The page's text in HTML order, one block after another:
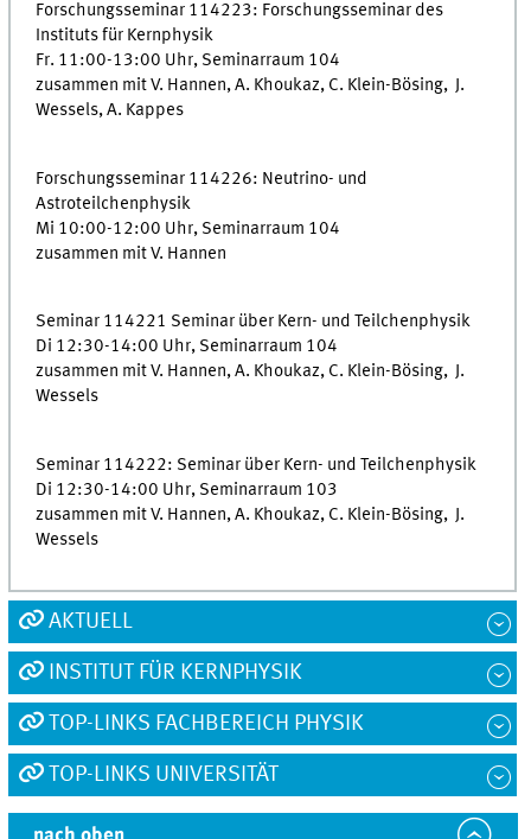
Forschungsseminar 114223: Forschungsseminar des
Instituts für Kernphysik
Fr. 11:00-13:00 Uhr, Seminarraum 104
zusammen mit V. Hannen, A. Khoukaz, C. Klein-Bösing, J.
Wessels, A. Kappes
Forschungsseminar 114226: Neutrino- und
Astroteilchenphysik
Mi 10:00-12:00 Uhr, Seminarraum 104
zusammen mit V. Hannen
Seminar 114221 Seminar über Kern- und Teilchenphysik
Di 12:30-14:00 Uhr, Seminarraum 104
zusammen mit V. Hannen, A. Khoukaz, C. Klein-Bösing, J.
Wessels
Seminar 114222: Seminar über Kern- und Teilchenphysik
Di 12:30-14:00 Uhr, Seminarraum 103
zusammen mit V. Hannen, A. Khoukaz, C. Klein-Bösing, J.
Wessels
AKTUELL
INSTITUT FÜR KERNPHYSIK
TOP-LINKS FACHBEREICH PHYSIK
TOP-LINKS UNIVERSITÄT